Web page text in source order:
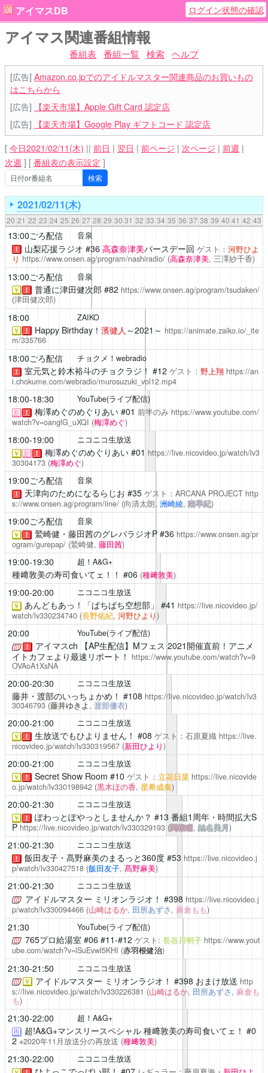
アイマスDB ログイン状態の確認
アイマス関連番組情報
番組表 番組一覧 検索 ヘルプ
[広告] Amazon.co.jpでのアイドルマスター関連商品のお買いもの
はこちらから
[広告]
【楽天市場】Apple Gift Card 認定店
[広告]
【楽天市場】Google Play ギフトコード 認定店
[ 今日2021/02/11(木) || 前日 | 翌日 | 前ページ | 次ページ | 前週 |
次週 ] [ 番組表の表示設定 ]
2021/02/11(木)
20 21 22 23 24 25 26 27 28 29 30 31 32 33 34 35 36 37 38 39 40 41 42 43
13:00ごろ配信 音泉
！ 山梨応援ラジオ #36 高森奈津美バースデー回 ゲスト： 河野ひよ
り https://www.onsen.ag/program/nashiradio/ (高森奈津美, 三澤紗千香)
13:00ごろ配信 音泉
￥ ！ 普通に津田健次郎 #82 https://www.onsen.ag/program/tsudaken/
(津田健次郎)
18:00 ZAIKO
￥ ！ Happy Birthday！ 濱健人 ～2021～ https://animate.zaiko.io/_ite
m/335766
18:00ごろ配信 チョクメ！webradio
！ 室元気と鈴木裕斗のチョクラジ！ #12 ゲスト： 野上翔 https://an
i.chokume.com/webradio/murosuzuki_vol12.mp4
18:00-18:30 YouTube(ライブ配信)
新 ！ 梅澤めぐのめぐりあい#01 前半のみ https://www.youtube.com/
watch?v=oanglG_uXQI (梅澤めぐ)
18:00-19:00 ニコニコ生放送
￥ 新 ！ 梅澤めぐのめぐりあい#01 https://live.nicovideo.jp/watch/lv3
30304173 (梅澤めぐ)
19:00ごろ配信 音泉
！ 天津向のためになるらじお #35 ゲスト：ARCANA PROJECT http
s://www.onsen.ag/program/iine/ (向清太朗, 洲崎綾,南早紀)
19:00ごろ配信 音泉
￥ ！ 鷲崎健・藤田茜のグレパラジオP#36 https://www.onsen.ag/pr
ogram/gurepap/ (鷲崎健, 藤田茜)
19:00-19:30 超！A&G+
種﨑敦美の寿司食いてェ！！ #06 (種﨑敦美)
19:00-20:00 ニコニコ生放送
￥ あんどもあっ！「ぱちぱち空想部」 #41 https://live.nicovideo.jp/
watch/lv330234740 (長野佑紀, 河野ひより)
20:00 YouTube(ライブ配信)
！ アイマスch 【AP生配信】Mフェス 2021開催直前！アニメ
イトカフェより最速リポート！
https://www.youtube.com/watch?v=9
OVAoA1XsNA
20:00-20:30 ニコニコ生放送
藤井・渡部のいっちょかめ！ #108 https://live.nicovideo.jp/watch/lv3
30346793 (藤井ゆきよ, 渡部優衣)
20:00-21:00 ニコニコ生放送
￥ ！ 生放送でもひよりません！ #08 ゲスト：石原夏織 https://live.
nicovideo.jp/watch/lv330319567 (新田ひより)
20:00-21:00 ニコニコ生放送
￥ ！ Secret Show Room #10 ゲスト： 立花日菜 https://live.nicovide
o.jp/watch/lv330198942 (黒木ほの香, 星希成奏)
20:00-21:30 ニコニコ生放送
￥ ！ ぽわっとぽやっとしませんか？ #13 番組1周年・時間拡大S
P https://live.nicovideo.jp/watch/lv330329193 (関根瞳,結名美月)
21:00-21:30 ニコニコ生放送
！ 飯田友子・髙野麻美のまるっと360度#53 https://live.nicovideo.j
p/watch/lv330427518 (飯田友子, 髙野麻美)
21:00-21:30 ニコニコ生放送
アイドルマスター ミリオンラジオ！ #398 https://live.nicovideo.j
p/watch/lv330094466 (山崎はるか, 田所あずさ, 麻倉もも)
21:30 YouTube(ライブ配信)
765プロ給湯室 #06 #11-#12 ゲスト: 長谷川明子 https://www.yout
ube.com/watch?v=lSuEvwl5KHI (赤羽根健治)
21:30-21:50 ニコニコ生放送
￥ アイドルマスター ミリオンラジオ！ #398 おまけ放送 http
s://live.nicovideo.jp/watch/lv330226381 (山崎はるか, 田所あずさ, 麻倉も
も)
21:30-22:00 超！A&G+
再 超!A&G+マンスリースペシャル 種﨑敦美の寿司食いてェ！ #0
2※2020年11月放送分の再放送 (種﨑敦美)
21:30-22:00 ニコニコ生放送